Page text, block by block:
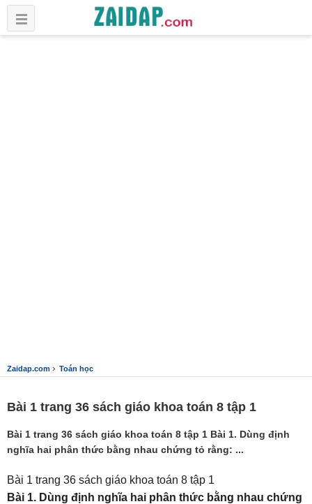
Zaidap.com › Toán học
Bài 1 trang 36 sách giáo khoa toán 8 tập 1
Bài 1 trang 36 sách giáo khoa toán 8 tập 1 Bài 1. Dùng định
nghĩa hai phân thức bằng nhau chứng tỏ rằng: ...
Bài 1 trang 36 sách giáo khoa toán 8 tập 1
Bài 1. Dùng định nghĩa hai phân thức bằng nhau chứng